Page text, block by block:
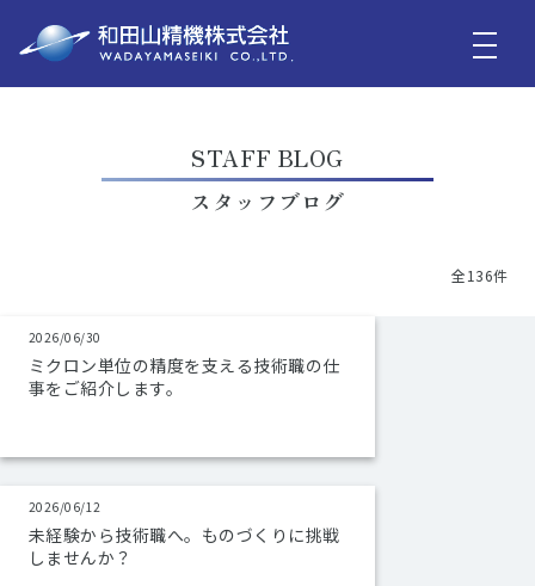
STAFF BLOG
スタッフブログ
全136件
2026/06/30
ミクロン単位の精度を支える技術職の仕
事をご紹介します。
2026/06/12
未経験から技術職へ。ものづくりに挑戦
しませんか？